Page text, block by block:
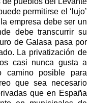
permitirse el ‘lujo’
empresa debe ser un
debe transcurrir su
de Galasa pasa por
La privatización de
casi nunca gusta a
posible para
que sea necesario
que en España